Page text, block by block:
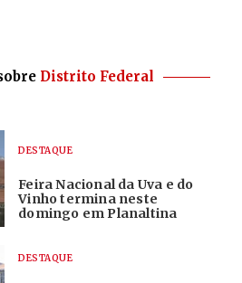
Distrito Federal
DESTAQUE
Feira Nacional da Uva e do
Vinho termina neste
domingo em Planaltina
DESTAQUE